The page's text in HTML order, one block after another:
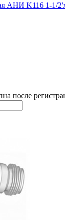
АНИ K116 1-1/
после